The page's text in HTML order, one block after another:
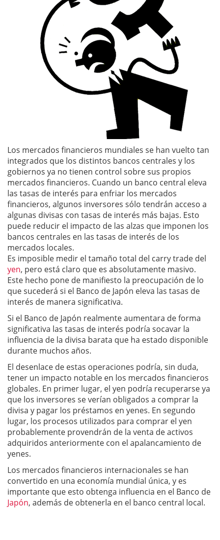
Los mercados financieros mundiales se han vuelto tan
integrados que los distintos bancos centrales y los
gobiernos ya no tienen control sobre sus propios
mercados financieros. Cuando un banco central eleva
las tasas de interés para enfriar los mercados
financieros, algunos inversores sólo tendrán acceso a
algunas divisas con tasas de interés más bajas. Esto
puede reducir el impacto de las alzas que imponen los
bancos centrales en las tasas de interés de los
mercados locales.
Es imposible medir el tamaño total del carry trade del
yen, pero está claro que es absolutamente masivo.
Este hecho pone de manifiesto la preocupación de lo
que sucederá si el Banco de Japón eleva las tasas de
interés de manera significativa.
Si el Banco de Japón realmente aumentara de forma
significativa las tasas de interés podría socavar la
influencia de la divisa barata que ha estado disponible
durante muchos años.
El desenlace de estas operaciones podría, sin duda,
tener un impacto notable en los mercados financieros
globales. En primer lugar, el yen podría recuperarse ya
que los inversores se verían obligados a comprar la
divisa y pagar los préstamos en yenes. En segundo
lugar, los procesos utilizados para comprar el yen
probablemente provendrán de la venta de activos
adquiridos anteriormente con el apalancamiento de
yenes.
Los mercados financieros internacionales se han
convertido en una economía mundial única, y es
importante que esto obtenga influencia en el Banco de
Japón, además de obtenerla en el banco central local.